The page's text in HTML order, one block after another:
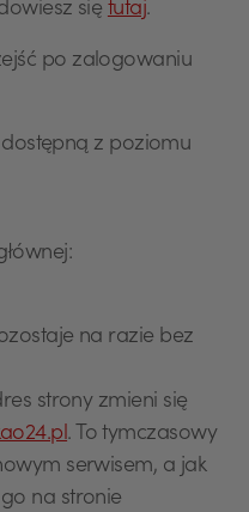
się tutaj.
po zalogowaniu
dostępną z poziomu
na razie bez
strony zmieni się
. To tymczasowy
serwisem, a jak
na stronie